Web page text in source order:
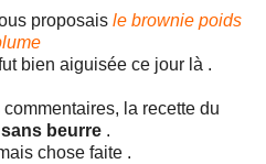
proposais le brownie poids
bien aiguisée ce jour là .
la recette du
beurre .
chose faite .